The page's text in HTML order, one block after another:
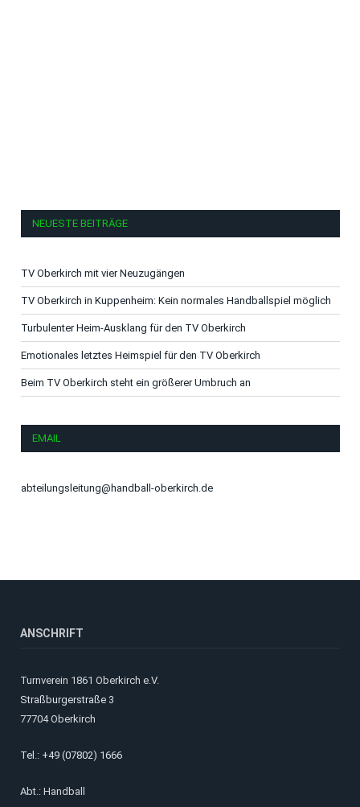
NEUESTE BEITRÄGE
TV Oberkirch mit vier Neuzugängen
TV Oberkirch in Kuppenheim: Kein normales Handballspiel möglich
Turbulenter Heim-Ausklang für den TV Oberkirch
Emotionales letztes Heimspiel für den TV Oberkirch
Beim TV Oberkirch steht ein größerer Umbruch an
EMAIL
abteilungsleitung@handball-oberkirch.de
ANSCHRIFT
Turnverein 1861 Oberkirch e.V.
Straßburgerstraße 3
77704 Oberkirch
Tel.: +49 (07802) 1666
Abt.: Handball